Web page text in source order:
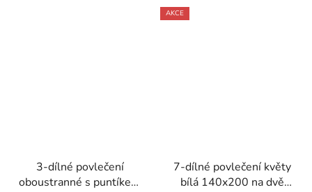
3-dílné povlečení
oboustranné s puntíkem
AKCE
7-dílné povlečení květy
bílá 140x200 na dvě